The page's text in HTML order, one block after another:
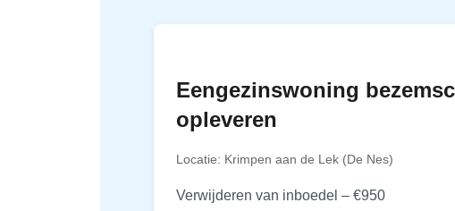
Eengezinswoning
opleveren
Locatie: Krimpen aan de Lek (De Nes)
Verwijderen van inboedel – €950